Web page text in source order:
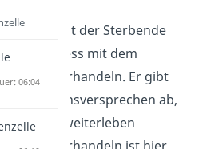
versucht der Sterbende
mit dem
zu verhandeln. Er gibt
Verhaltensversprechen ab,
er noch weiterleben
06:04